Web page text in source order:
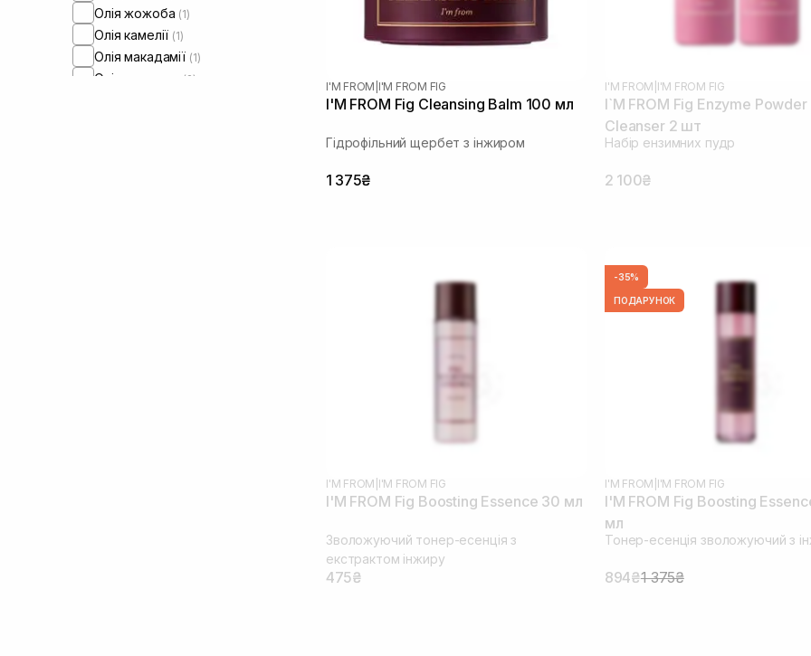
Олія жожоба (1)
Олія камелії (1)
Олія макадамії (1)
Олія мигдалю (2)
I'M FROM I'M FROM FIG
I'M FROM Fig Cleansing Balm 100 мл
Гідрофільний щербет з інжиром
1 375₴
I'M FROM I'M FROM FIG
I`M FROM Fig Enzyme Powder
Cleanser 2 шт
Набір ензимних пудр
2 100₴
I'M FROM I'M FROM FIG
I'M FROM Fig Boosting Essence 30 мл
Зволожуючий тонер-есенція з
екстрактом інжиру
475₴
-35%
ПОДАРУНОК
I'M FROM I'M FROM FIG
I'M FROM Fig Boosting
мл
Тонер-есенція зволожуючий з
894₴1 375₴